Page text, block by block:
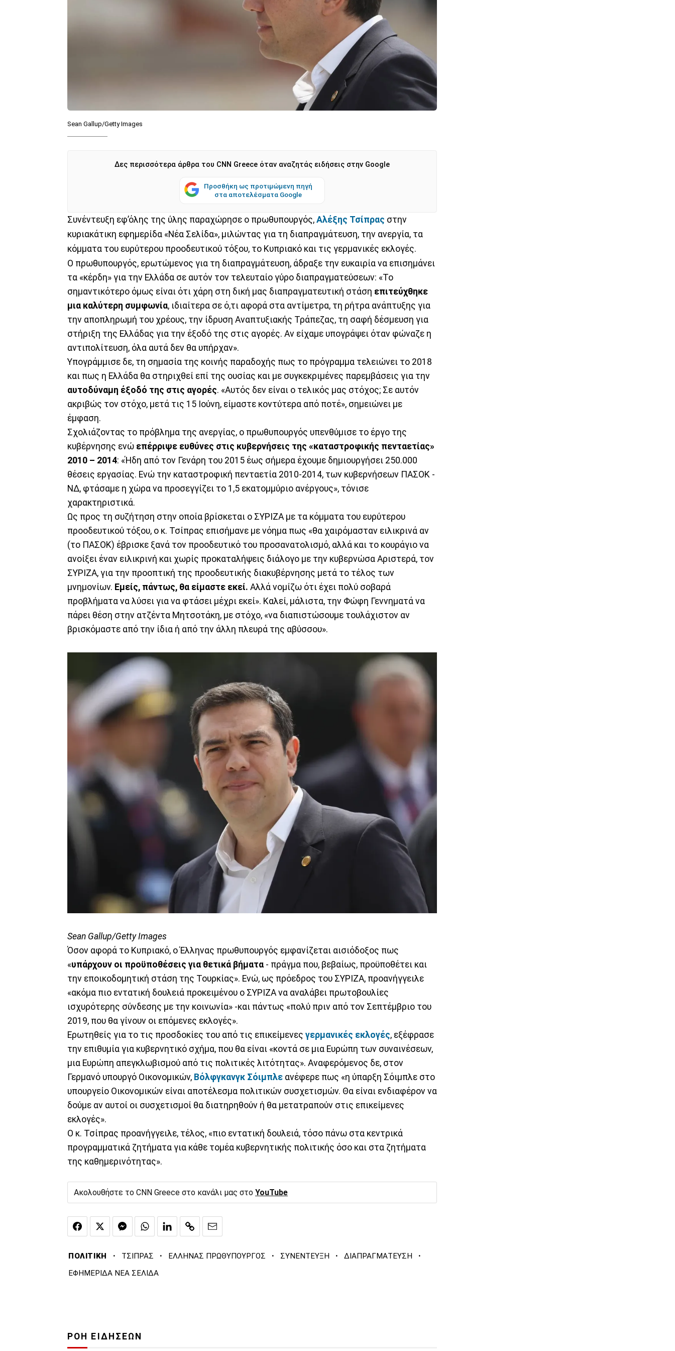
Sean Gallup/Getty Images
Δες περισσότερα άρθρα του CNN Greece όταν αναζητάς ειδήσεις στην Google
Προσθήκη ως προτιμώμενη πηγή
στα αποτελέσματα Google
Συνέντευξη εφ’όλης της ύλης παραχώρησε ο πρωθυπουργός, Αλέξης Τσίπρας στην
κυριακάτικη εφημερίδα «Νέα Σελίδα», μιλώντας για τη διαπραγμάτευση, την ανεργία, τα
κόμματα του ευρύτερου προοδευτικού τόξου, το Κυπριακό και τις γερμανικές εκλογές.
Ο πρωθυπουργός, ερωτώμενος για τη διαπραγμάτευση, άδραξε την ευκαιρία να επισημάνει
τα «κέρδη» για την Ελλάδα σε αυτόν τον τελευταίο γύρο διαπραγματεύσεων: «Το
σημαντικότερο όμως είναι ότι χάρη στη δική μας διαπραγματευτική στάση επιτεύχθηκε
μια καλύτερη συμφωνία, ιδιαίτερα σε ό,τι αφορά στα αντίμετρα, τη ρήτρα ανάπτυξης για
την αποπληρωμή του χρέους, την ίδρυση Αναπτυξιακής Τράπεζας, τη σαφή δέσμευση για
στήριξη της Ελλάδας για την έξοδό της στις αγορές. Αν είχαμε υπογράψει όταν φώναζε η
αντιπολίτευση, όλα αυτά δεν θα υπήρχαν».
Υπογράμμισε δε, τη σημασία της κοινής παραδοχής πως το πρόγραμμα τελειώνει το 2018
και πως η Ελλάδα θα στηριχθεί επί της ουσίας και με συγκεκριμένες παρεμβάσεις για την
αυτοδύναμη έξοδό της στις αγορές. «Αυτός δεν είναι ο τελικός μας στόχος; Σε αυτόν
ακριβώς τον στόχο, μετά τις 15 Ιούνη, είμαστε κοντύτερα από ποτέ», σημειώνει με
έμφαση.
Σχολιάζοντας το πρόβλημα της ανεργίας, ο πρωθυπουργός υπενθύμισε το έργο της
κυβέρνησης ενώ επέρριψε ευθύνες στις κυβερνήσεις της «καταστροφικής πενταετίας»
2010 – 2014: «Ήδη από τον Γενάρη του 2015 έως σήμερα έχουμε δημιουργήσει 250.000
θέσεις εργασίας. Ενώ την καταστροφική πενταετία 2010-2014, των κυβερνήσεων ΠΑΣΟΚ -
ΝΔ, φτάσαμε η χώρα να προσεγγίζει το 1,5 εκατομμύριο ανέργους», τόνισε
χαρακτηριστικά.
Ως προς τη συζήτηση στην οποία βρίσκεται ο ΣΥΡΙΖΑ με τα κόμματα του ευρύτερου
προοδευτικού τόξου, ο κ. Τσίπρας επισήμανε με νόημα πως «θα χαιρόμασταν ειλικρινά αν
(το ΠΑΣΟΚ) έβρισκε ξανά τον προοδευτικό του προσανατολισμό, αλλά και το κουράγιο να
ανοίξει έναν ειλικρινή και χωρίς προκαταλήψεις διάλογο με την κυβερνώσα Αριστερά, τον
ΣΥΡΙΖΑ, για την προοπτική της προοδευτικής διακυβέρνησης μετά το τέλος των
μνημονίων. Εμείς, πάντως, θα είμαστε εκεί. Αλλά νομίζω ότι έχει πολύ σοβαρά
προβλήματα να λύσει για να φτάσει μέχρι εκεί». Καλεί, μάλιστα, την Φώφη Γεννηματά να
πάρει θέση στην ατζέντα Μητσοτάκη, με στόχο, «να διαπιστώσουμε τουλάχιστον αν
βρισκόμαστε από την ίδια ή από την άλλη πλευρά της αβύσσου».
Sean Gallup/Getty Images
Όσον αφορά το Κυπριακό, ο Έλληνας πρωθυπουργός εμφανίζεται αισιόδοξος πως
«υπάρχουν οι προϋποθέσεις για θετικά βήματα - πράγμα που, βεβαίως, προϋποθέτει και
την εποικοδομητική στάση της Τουρκίας». Ενώ, ως πρόεδρος του ΣΥΡΙΖΑ, προανήγγειλε
«ακόμα πιο εντατική δουλειά προκειμένου ο ΣΥΡΙΖΑ να αναλάβει πρωτοβουλίες
ισχυρότερης σύνδεσης με την κοινωνία» -και πάντως «πολύ πριν από τον Σεπτέμβριο του
2019, που θα γίνουν οι επόμενες εκλογές».
Ερωτηθείς για το τις προσδοκίες του από τις επικείμενες γερμανικές εκλογές, εξέφρασε
την επιθυμία για κυβερνητικό σχήμα, που θα είναι «κοντά σε μια Ευρώπη των συναινέσεων,
μια Ευρώπη απεγκλωβισμού από τις πολιτικές λιτότητας». Αναφερόμενος δε, στον
Γερμανό υπουργό Οικονομικών, Βόλφγκανγκ Σόιμπλε ανέφερε πως «η ύπαρξη Σόιμπλε στο
υπουργείο Οικονομικών είναι αποτέλεσμα πολιτικών συσχετισμών. Θα είναι ενδιαφέρον να
δούμε αν αυτοί οι συσχετισμοί θα διατηρηθούν ή θα μετατραπούν στις επικείμενες
εκλογές».
Ο κ. Τσίπρας προανήγγειλε, τέλος, «πιο εντατική δουλειά, τόσο πάνω στα κεντρικά
προγραμματικά ζητήματα για κάθε τομέα κυβερνητικής πολιτικής όσο και στα ζητήματα
της καθημερινότητας».
Ακολουθήστε το CNN Greece στο κανάλι μας στο YouTube
ΠΟΛΙΤΙΚΗ · ΤΣΙΠΡΑΣ · ΕΛΛΗΝΑΣ ΠΡΩΘΥΠΟΥΡΓΟΣ · ΣΥΝΕΝΤΕΥΞΗ · ΔΙΑΠΡΑΓΜΑΤΕΥΣΗ ·
ΕΦΗΜΕΡΙΔΑ ΝΕΑ ΣΕΛΙΔΑ
ΡΟΗ ΕΙΔΗΣΕΩΝ